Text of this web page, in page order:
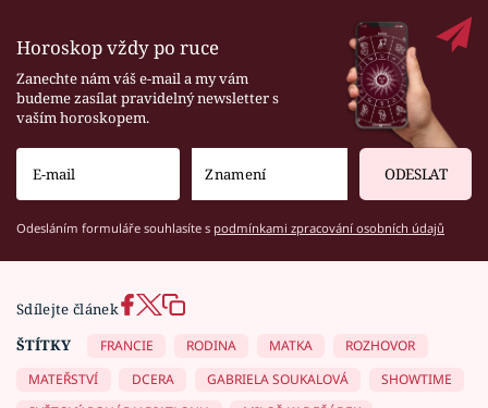
Horoskop vždy po ruce
Zanechte nám váš e-mail a my vám
budeme zasílat pravidelný newsletter s
vaším horoskopem.
ODESLAT
Odesláním formuláře souhlasíte s podmínkami zpracování osobních údajů
Sdílejte článek
ŠTÍTKY
FRANCIE RODINA MATKA
ROZHOVOR
MATEŘSTVÍ
DCERA GABRIELA SOUKALOVÁ
SHOWTIME